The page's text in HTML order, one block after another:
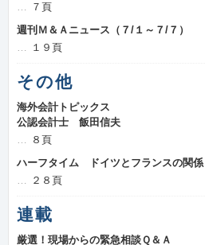
７頁
週刊Ｍ＆Ａニュース（７/１～７/７）
１９頁
その他
海外会計トピックス
公認会計士 飯田信夫
８頁
ハーフタイム ドイツとフランスの関係
２８頁
連載
厳選！現場からの緊急相談Ｑ＆Ａ